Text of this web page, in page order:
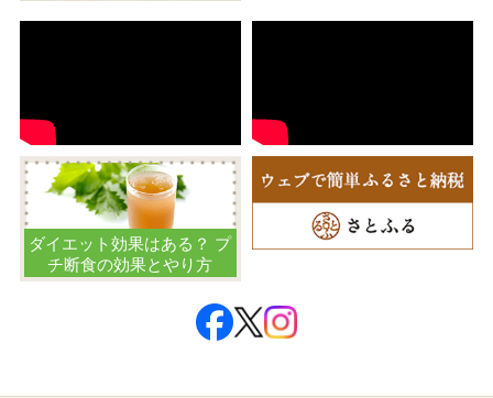
ダイエット効果はある？ プ
チ断食の効果とやり方